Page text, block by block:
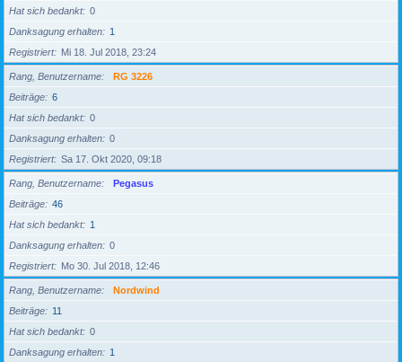
Hat sich bedankt
0
Danksagung erhalten
1
Registriert
Mi 18. Jul 2018, 23:24
Rang, Benutzername
RG 3226
Beiträge
6
Hat sich bedankt
0
Danksagung erhalten
0
Registriert
Sa 17. Okt 2020, 09:18
Rang, Benutzername
Pegasus
Beiträge
46
Hat sich bedankt
1
Danksagung erhalten
0
Registriert
Mo 30. Jul 2018, 12:46
Rang, Benutzername
Nordwind
Beiträge
11
Hat sich bedankt
0
Danksagung erhalten
1